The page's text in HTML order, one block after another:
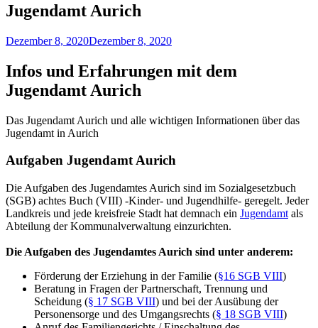
Jugendamt Aurich
Dezember 8, 2020Dezember 8, 2020
Infos und Erfahrungen mit dem
Jugendamt Aurich
Das Jugendamt Aurich und alle wichtigen Informationen über das
Jugendamt in Aurich
Aufgaben Jugendamt Aurich
Die Aufgaben des Jugendamtes Aurich sind im Sozialgesetzbuch
(SGB) achtes Buch (VIII) -Kinder- und Jugendhilfe- geregelt. Jeder
Landkreis und jede kreisfreie Stadt hat demnach ein Jugendamt als
Abteilung der Kommunalverwaltung einzurichten.
Die Aufgaben des Jugendamtes Aurich sind unter anderem:
Förderung der Erziehung in der Familie (§16 SGB VIII)
Beratung in Fragen der Partnerschaft, Trennung und
Scheidung (§ 17 SGB VIII) und bei der Ausübung der
Personensorge und des Umgangsrechts (§ 18 SGB VIII)